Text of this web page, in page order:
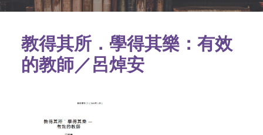
教得其所．學得其樂：有效
的教師／呂焯安